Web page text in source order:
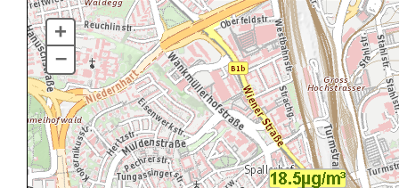
+
–